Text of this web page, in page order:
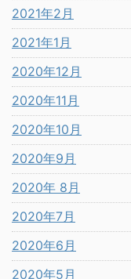
2021年2月
2021年1月
2020年12月
2020年11月
2020年10月
2020年9月
2020年 8月
2020年7月
2020年6月
2020年5月